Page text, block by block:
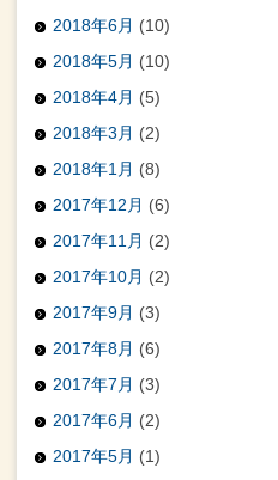
2018年6月 (10)
2018年5月 (10)
2018年4月 (5)
2018年3月 (2)
2018年1月 (8)
2017年12月 (6)
2017年11月 (2)
2017年10月 (2)
2017年9月 (3)
2017年8月 (6)
2017年7月 (3)
2017年6月 (2)
2017年5月 (1)